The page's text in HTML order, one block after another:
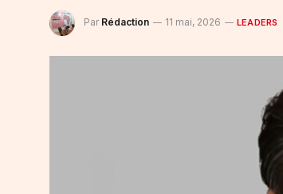
Par Rédaction 11 mai, 2026 LEADERS